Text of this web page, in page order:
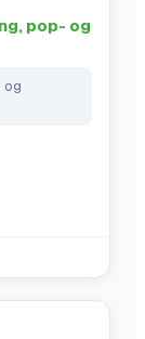
pop- og
og